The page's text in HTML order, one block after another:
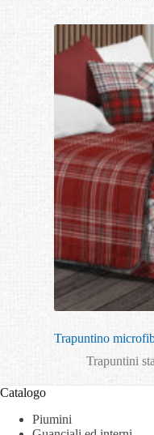
Trapuntino
Trapuntini
Catalogo
Piumini